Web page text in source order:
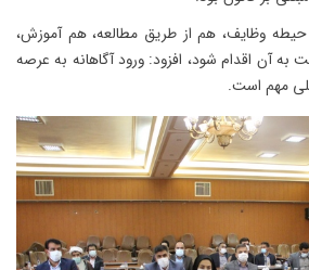
حیطه وظایف، هم از طریق مطالعه، هم آموزش،
به آن اقدام شود، افزود: ورود آگاهانه به عرصه
مهم است.